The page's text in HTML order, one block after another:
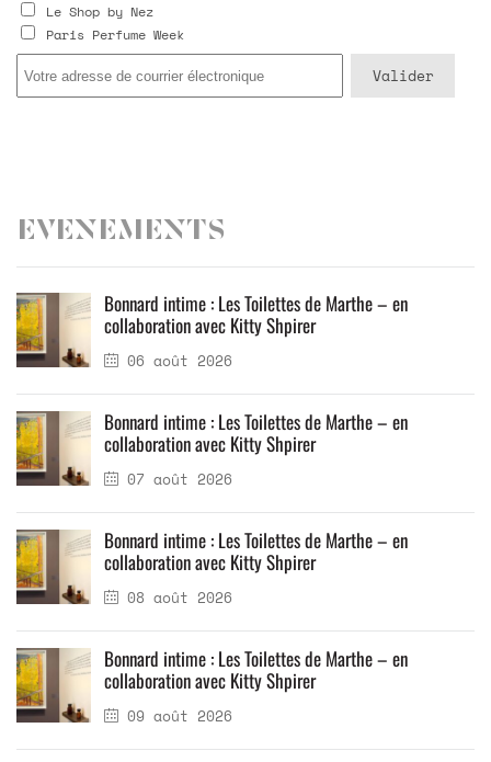
Le Shop by Nez
Paris Perfume Week
Evenements
06 août 2026
Bonnard intime : Les Toilettes de Marthe – en
collaboration avec Kitty Shpirer
07 août 2026
Bonnard intime : Les Toilettes de Marthe – en
collaboration avec Kitty Shpirer
08 août 2026
Bonnard intime : Les Toilettes de Marthe – en
collaboration avec Kitty Shpirer
09 août 2026
Bonnard intime : Les Toilettes de Marthe – en
collaboration avec Kitty Shpirer